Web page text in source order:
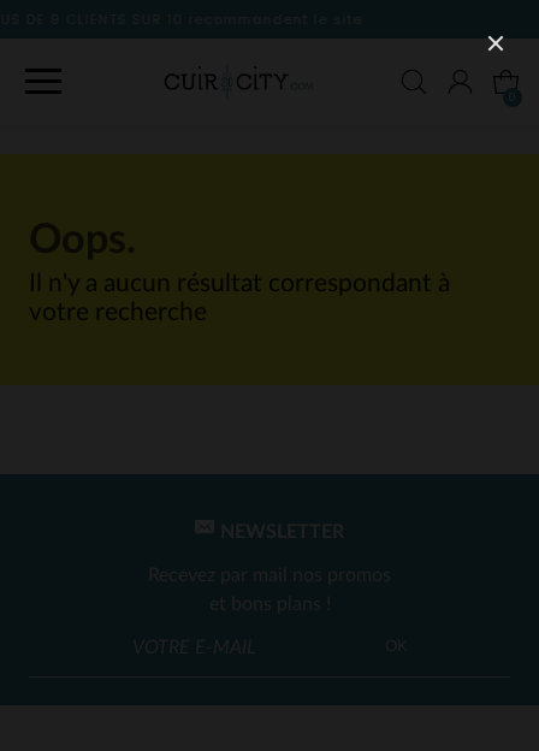
Il n'y a aucun résultat correspondant à
votre recherche
NEWSLETTER
Recevez par mail nos promos
et bons plans !
OK